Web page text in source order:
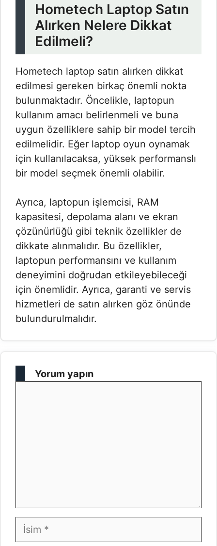
Hometech Laptop Satın
Alırken Nelere Dikkat
Edilmeli?
Hometech laptop satın alırken dikkat
edilmesi gereken birkaç önemli nokta
bulunmaktadır. Öncelikle, laptopun
kullanım amacı belirlenmeli ve buna
uygun özelliklere sahip bir model tercih
edilmelidir. Eğer laptop oyun oynamak
için kullanılacaksa, yüksek performanslı
bir model seçmek önemli olabilir.
Ayrıca, laptopun işlemcisi, RAM
kapasitesi, depolama alanı ve ekran
çözünürlüğü gibi teknik özellikler de
dikkate alınmalıdır. Bu özellikler,
laptopun performansını ve kullanım
deneyimini doğrudan etkileyebileceği
için önemlidir. Ayrıca, garanti ve servis
hizmetleri de satın alırken göz önünde
bulundurulmalıdır.
Yorum yapın
İsim